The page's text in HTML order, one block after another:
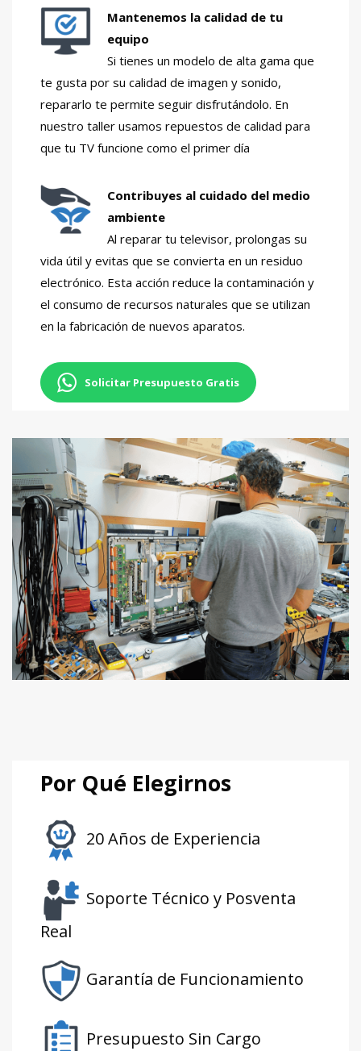
Mantenemos la calidad de tu
equipo
Si tienes un modelo de alta gama que
te gusta por su calidad de imagen y sonido,
repararlo te permite seguir disfrutándolo. En
nuestro taller usamos repuestos de calidad para
que tu TV funcione como el primer día
Contribuyes al cuidado del medio
ambiente
Al reparar tu televisor, prolongas su
vida útil y evitas que se convierta en un residuo
electrónico. Esta acción reduce la contaminación y
el consumo de recursos naturales que se utilizan
en la fabricación de nuevos aparatos.
Solicitar Presupuesto Gratis
Por Qué Elegirnos
20 Años de Experiencia
Soporte Técnico y Posventa
Real
Garantía de Funcionamiento
Presupuesto Sin Cargo